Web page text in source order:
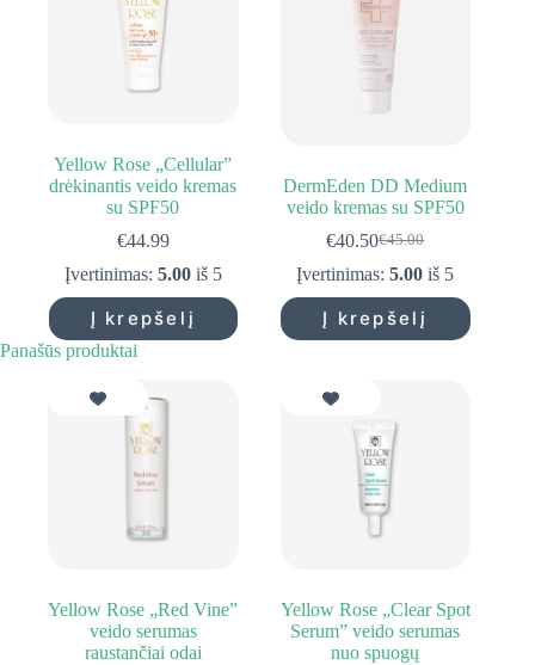
Yellow Rose „Cellular”
drėkinantis veido kremas
su SPF50
€44.99
Įvertinimas: 5.00iš 5
Į krepšelį
DermEden DD Medium
veido kremas su SPF50
€45.00
Original
price
€45.00.
€40.50Current
price
€40.50.
Įvertinimas:5.00 iš 5
Į krepšelį
Panašūs produktai
Yellow Rose „Red Vine”
veido serumas
raustančiai odai
Yellow Rose „Clear Spot
Serum” veido serumas
nuo spuogų